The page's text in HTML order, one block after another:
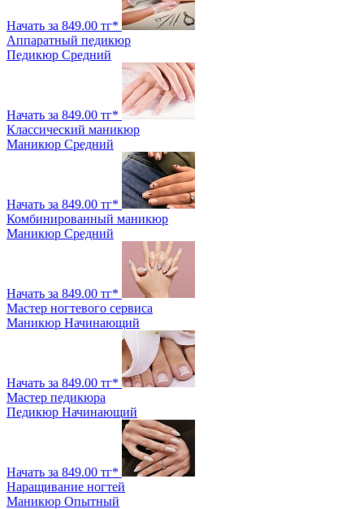
Начать за 849.00 тг*
Аппаратный педикюр
Педикюр Средний
Начать за 849.00 тг*
Классический маникюр
Маникюр Средний
Начать за 849.00 тг*
Комбинированный маникюр
Маникюр Средний
Начать за 849.00 тг*
Мастер ногтевого сервиса
Маникюр Начинающий
Начать за 849.00 тг*
Мастер педикюра
Педикюр Начинающий
Начать за 849.00 тг*
Наращивание ногтей
Маникюр Опытный